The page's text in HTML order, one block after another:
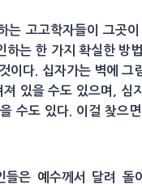
는 고고학자들이 그곳
하는 한 가지 확실한 방
이다. 십자가는 벽에 그
있을 수도 있으며, 심
수도 있다. 이걸 찾으
들은 예수께서 달려 돌